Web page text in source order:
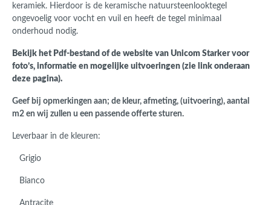
keramiek. Hierdoor is de keramische natuursteenlooktegel
ongevoelig voor vocht en vuil en heeft de tegel minimaal
onderhoud nodig.
Bekijk het Pdf-bestand of de website van Unicom Starker voor
foto’s, informatie en mogelijke uitvoeringen (zie link onderaan
deze pagina). ‎‎
Geef bij opmerkingen aan; de kleur, afmeting, (uitvoering), aantal
m2 en wij zullen u een passende offerte sturen.
Leverbaar in de kleuren:
Grigio
Bianco